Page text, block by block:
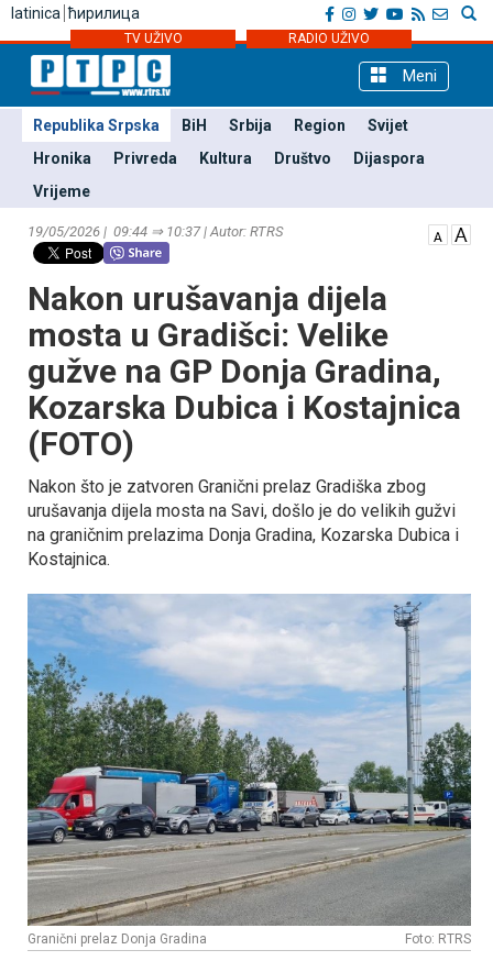
latinica ћирилица
TV UŽIVO RADIO UŽIVO
Meni
Republika Srpska BiH Srbija Region
Svijet
Hronika
Privreda Kultura Društvo
Dijaspora
Vrijeme
19/05/2026 | 09:44 ⇒ 10:37 | Autor: RTRS
Nakon urušavanja dijela
mosta u Gradišci: Velike
gužve na GP Donja Gradina,
Kozarska Dubica i Kostajnica
(FOTO)
Nakon što je zatvoren Granični prelaz Gradiška zbog
urušavanja dijela mosta na Savi, došlo je do velikih gužvi
na graničnim prelazima Donja Gradina, Kozarska Dubica i
Kostajnica.
Granični prelaz Donja Gradina Foto: RTRS